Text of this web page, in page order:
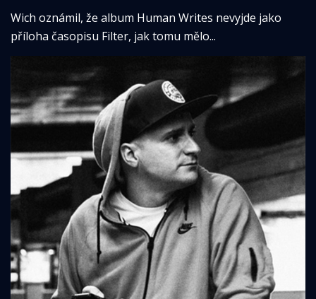
Wich oznámil, že album Human Writes nevyjde jako
příloha časopisu Filter, jak tomu mělo...